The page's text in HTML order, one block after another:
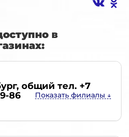
в
, общий тел. +7
86